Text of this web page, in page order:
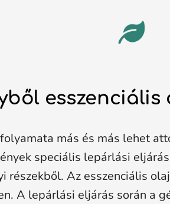
esszenciális
más és más lehet
speciális lepárlási
részekből. Az esszenciális
A lepárlási eljárás során a